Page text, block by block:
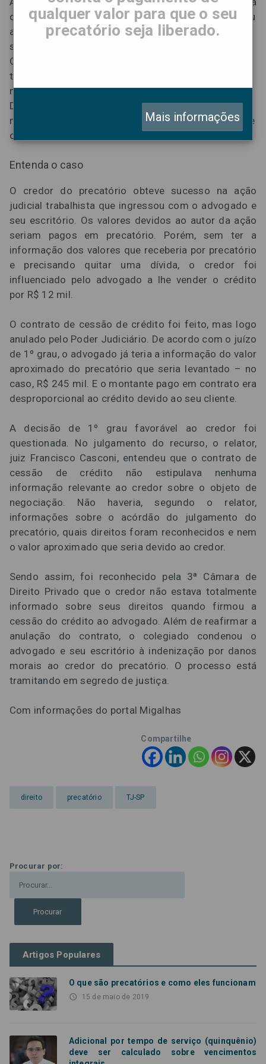
de São Paulo condenou um advogado a indenizar seu
antigo cliente, um credor de precatório, por comprar
seu crédito de forma ilegítima.
O advogado ofereceu ao credor R$ 12 mil reais para
ter direito ao precatório que, na época, valia R$ 245
mil. De acordo com a decisão da 3ª Câmara de
Direito Privado, o advogado agiu de forma ilegal ao
não prestar as informações corretas ao credor sobre
o real valor do crédito.
Entenda o caso
O credor do precatório obteve sucesso na ação
judicial trabalhista que ingressou com o advogado e
seu escritório. Os valores devidos ao autor da ação
seriam pagos em precatório. Porém, sem ter a
informação dos valores que receberia por precatório
e precisando quitar uma dívida, o credor foi
influenciado pelo advogado a lhe vender o crédito
por R$ 12 mil.
O contrato de cessão de crédito foi feito, mas logo
anulado pelo Poder Judiciário. De acordo com o juízo
de 1º grau, o advogado já teria a informação do valor
aproximado do precatório que seria levantado – no
caso, R$ 245 mil. E o montante pago em contrato era
desproporcional ao crédito devido ao seu cliente.
A decisão de 1º grau favorável ao credor foi
questionada. No julgamento do recurso, o relator,
juiz Francisco Casconi, entendeu que o contrato de
cessão de crédito não estipulava nenhuma
informação relevante ao credor sobre o objeto de
negociação. Não haveria, segundo o relator,
informações sobre o acórdão do julgamento do
precatório, quais direitos foram reconhecidos e nem
o valor aproximado que seria devido ao credor.
Sendo assim, foi reconhecido pela 3ª Câmara de
Direito Privado que o credor não estava totalmente
informado sobre seus direitos quando firmou a
cessão do crédito ao advogado. Além de reafirmar a
anulação do contrato, o colegiado condenou o
advogado e seu escritório à indenização por danos
morais ao credor do precatório. O processo está
tramitando em segredo de justiça.
Com informações do portal Migalhas
Compartilhe
direito precatório TJ-SP
Procurar por:
Artigos Populares
O que são precatórios e como eles funcionam
access_time 15 de maio de 2019
Adicional por tempo de serviço (quinquênio)
deve ser calculado sobre vencimentos
qualquer valor para que o seu
precatório seja liberado.
Mais informações